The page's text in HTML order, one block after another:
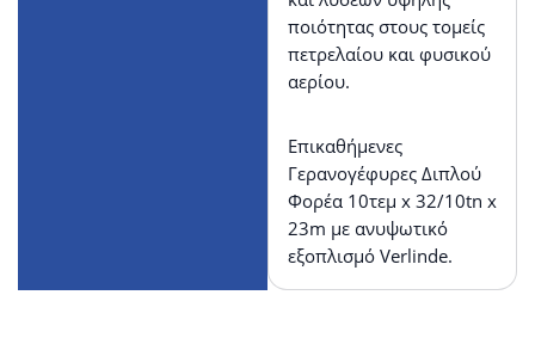
ποιότητας στους τομείς
πετρελαίου και φυσικού
αερίου.
Επικαθήμενες
Γερανογέφυρες Διπλού
Φορέα 10τεμ x 32/10tn x
23m με ανυψωτικό
εξοπλισμό Verlinde.